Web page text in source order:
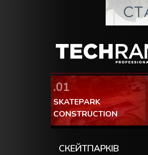
.01
SKATEPARK
CONSTRUCTION
СКЕЙТПАРКІВ